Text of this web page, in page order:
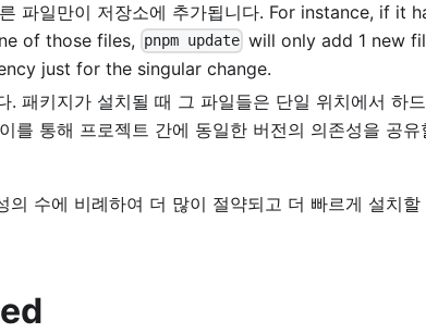
파일만이 저장소에 추가됩니다. For instance, if it
of those files,
pnpm update will only add 1 new
just for the singular change.
패키지가 설치될 때 그 파일들은 단일 위치에서 하
를 통해 프로젝트 간에 동일한 버전의 의존성을 공유
수에 비례하여 더 많이 절약되고 더 빠르게 설치할